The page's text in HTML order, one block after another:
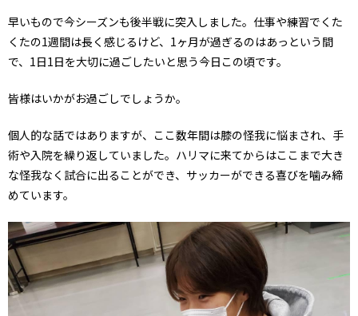
早いもので今シーズンも後半戦に突入しました。仕事や練習でくた
くたの1週間は長く感じるけど、1ヶ月が過ぎるのはあっという間
で、1日1日を大切に過ごしたいと思う今日この頃です。
皆様はいかがお過ごしでしょうか。
個人的な話ではありますが、ここ数年間は膝の怪我に悩まされ、手
術や入院を繰り返していました。ハリマに来てからはここまで大き
な怪我なく試合に出ることができ、サッカーができる喜びを噛み締
めています。